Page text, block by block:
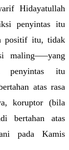
Hidayatullah
penyintas itu
positif itu, tidak
maling–––yang
penyintas itu
atas rasa
koruptor (bila
bertahan atas
pada Kamis